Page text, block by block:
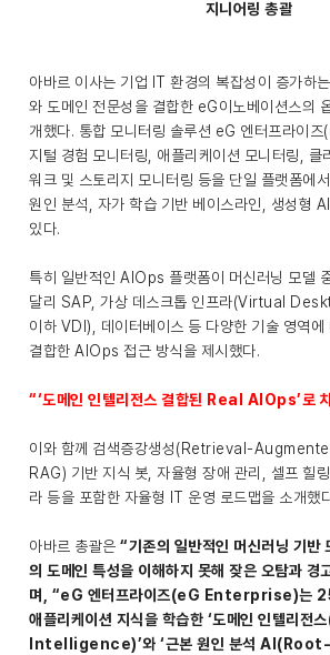
지니어링 총괄
아바르 이사는 기업 IT 환경의 복잡성이 증가하
와 도메인 전문성을 결합한 eG이노베이션스의
개했다. 통합 모니터링 솔루션 eG 엔터프라이
지털 경험 모니터링, 애플리케이션 모니터링, 클
워크 및 스토리지 모니터링 등을 단일 플랫폼에
원인 분석, 자가 학습 기반 베이스라인, 생성형
있다.
특히 일반적인 AIOps 플랫폼이 머신러닝 모델
달리 SAP, 가상 데스크톱 인프라(Virtual
이하 VDI), 데이터베이스 등 다양한 기술 영역에
결합한 AIOps 접근 방식을 제시했다.
“‘도메인 인텔리전스 결합된 Real AIOps’로
이와 함께 검색증강생성(Retrieval-
RAG) 기반 지식 봇, 자율형 장애 관리, 셀프
라 등을 포함한 자율형 IT 운영 로드맵을 소개했
아바르 총괄은 “기존의 일반적인 머신러닝 기반
의 도메인 특성을 이해하지 못해 잦은 오탐과 경
며, “eG 엔터프라이즈(eG Enterprise)는 25
애플리케이션 지식을 학습한 ‘도메인 인텔리전
Intelligence)’와 ‘근본 원인 분석